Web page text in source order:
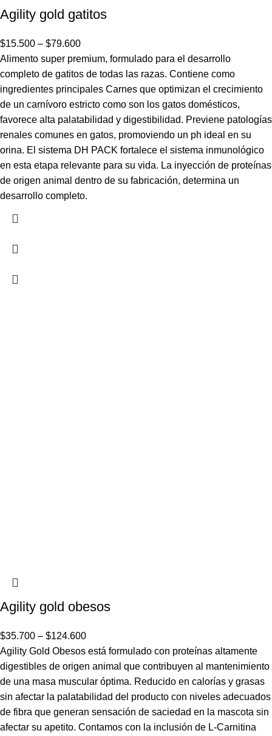
Agility gold gatitos
$15.500 – $79.600
Alimento super premium, formulado para el desarrollo
completo de gatitos de todas las razas. Contiene como
ingredientes principales Carnes que optimizan el crecimiento
de un carnívoro estricto como son los gatos domésticos,
favorece alta palatabilidad y digestibilidad. Previene patologías
renales comunes en gatos, promoviendo un ph ideal en su
orina. El sistema DH PACK fortalece el sistema inmunológico
en esta etapa relevante para su vida. La inyección de proteínas
de origen animal dentro de su fabricación, determina un
desarrollo completo.
Agility gold obesos
$35.700 – $124.600
Agility Gold Obesos está formulado con proteínas altamente
digestibles de origen animal que contribuyen al mantenimiento
de una masa muscular óptima. Reducido en calorías y grasas
sin afectar la palatabilidad del producto con niveles adecuados
de fibra que generan sensación de saciedad en la mascota sin
afectar su apetito. Contamos con la inclusión de L-Carnitina